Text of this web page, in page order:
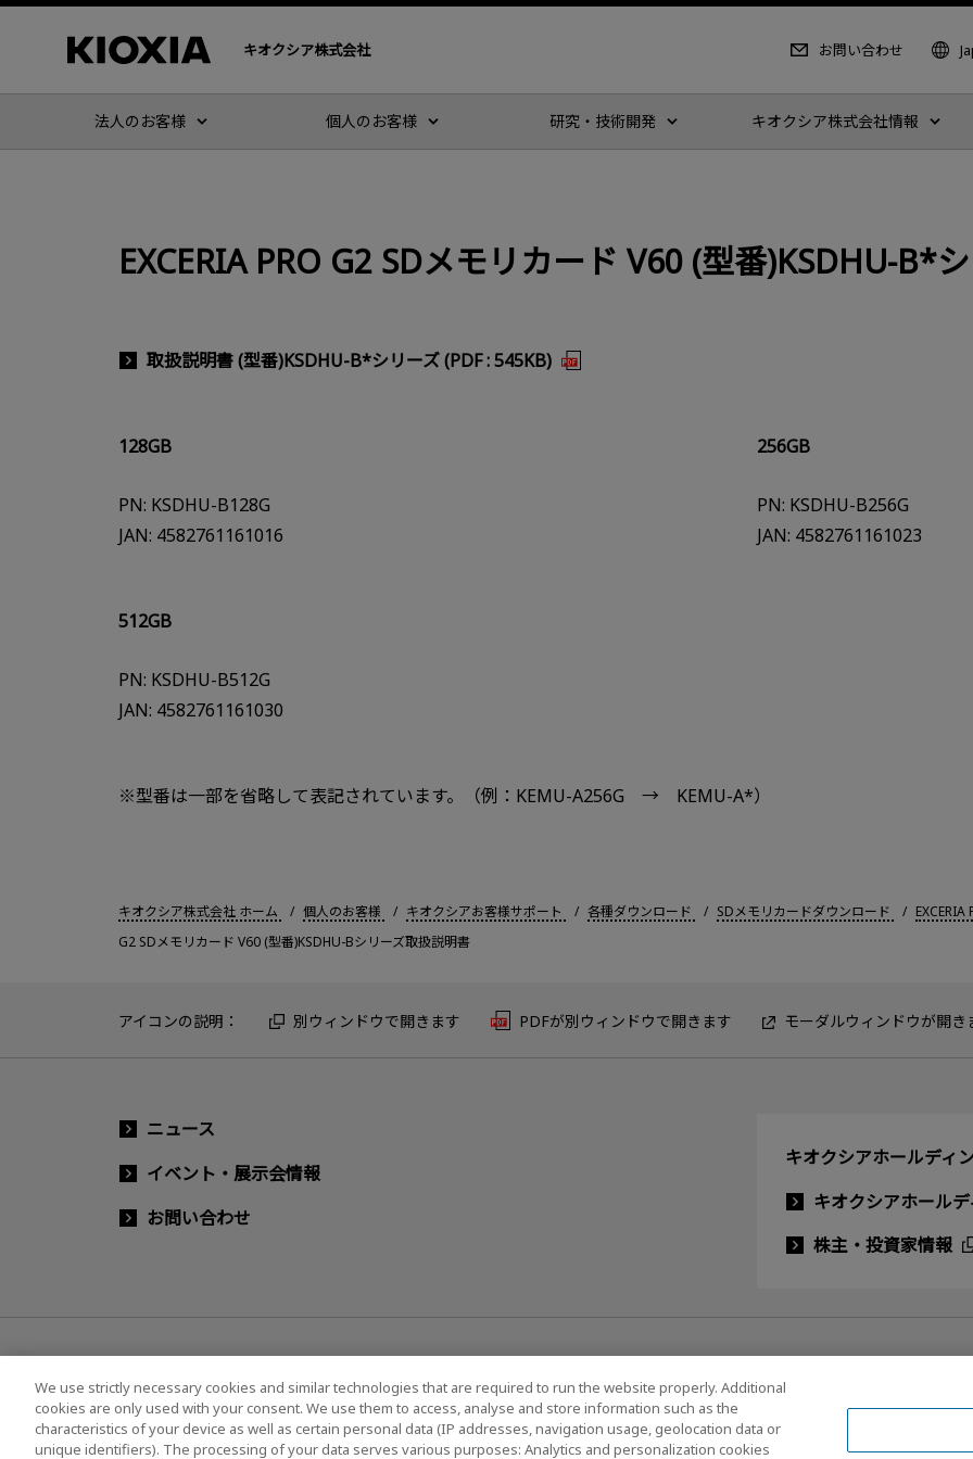
キオクシア株式会社 お問い合わせ
法人のお客様 個人のお客様 研究・技術開発 キオクシア株式会社情報
EXCERIA PRO G2 SDメモリカード V60 (型番)KSDHU-B*
取扱説明書 (型番)KSDHU-B*シリーズ (PDF : 545KB)
128GB
PN: KSDHU-B128G
JAN: 4582761161016
256GB
PN: KSDHU-B256G
JAN: 4582761161023
512GB
PN: KSDHU-B512G
JAN: 4582761161030
※型番は一部を省略して表記されています。（例：KEMU-A256G → KEMU-A*）
キオクシア株式会社 ホーム 個人のお客様 キオクシアお客様サポート 各種ダウンロード SDメモリカードダウンロード
G2 SDメモリカード V60 (型番)KSDHU-Bシリーズ取扱説明書
アイコンの説明： 別ウィンドウで開きます PDFが別ウィンドウで開きます モーダルウィンドウが開き
ニュース
イベント・展示会情報
お問い合わせ
キオクシアホールディ
キオクシアホール
株主・投資家情報
ソーシャルメディア公式アカウント一覧 ソーシャルメディアポリシー
We use strictly necessary cookies and similar technologies that are required to run the website properly. Additional
cookies are only used with your consent. We use them to access, analyse and store information such as the
characteristics of your device as well as certain personal data (IP addresses, navigation usage, geolocation data or
unique identifiers). The processing of your data serves various purposes: Analytics and personalization cookies